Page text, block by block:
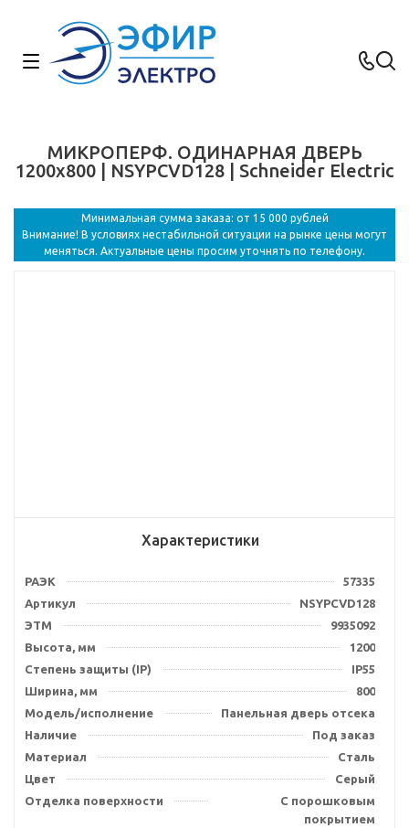
МИКРОПЕРФ. ОДИНАРНАЯ ДВЕРЬ
1200x800 | NSYPCVD128 | Schneider Electric
Минимальная сумма заказа: от 15 000 рублей
Внимание! В условиях нестабильной ситуации на рынке цены могут
меняться. Актуальные цены просим уточнять по телефону.
Характеристики
РАЭК
57335
Артикул
NSYPCVD128
ЭТМ
9935092
Высота, мм
1200
Степень защиты (IP)
IP55
Ширина, мм
800
Модель/исполнение
Панельная дверь отсека
Наличие
Под заказ
Материал
Сталь
Цвет
Серый
Отделка поверхности
С порошковым
покрытием